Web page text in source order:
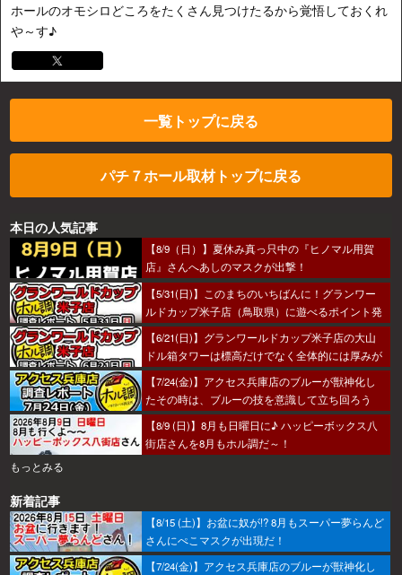
ホールのオモシロどころをたくさん見つけたるから覚悟しておくれ
や～す♪
一覧トップに戻る
パチ７ホール取材トップに戻る
本日の人気記事
【8/9（日）】夏休み真っ只中の『ヒノマル用賀
店』さんへあしのマスクが出撃！
【5/31(日)】このまちのいちばんに！グランワー
ルドカップ米子店（鳥取県）に遊べるポイント発
見！？
【6/21(日)】グランワールドカップ米子店の大山
ドル箱タワーは標高だけでなく全体的には厚みが
あった～！
【7/24(金)】アクセス兵庫店のブルーが獣神化し
たその時は、ブルーの技を意識して立ち回ろう
ぞ！
【8/9 (日)】8月も日曜日に♪ ハッピーボックス八
街店さんを8月もホル調だ～！
もっとみる
新着記事
【8/15 (土)】お盆に奴が!? 8月もスーパー夢らんど
さんにぺこマスクが出現だ！
【7/24(金)】アクセス兵庫店のブルーが獣神化し